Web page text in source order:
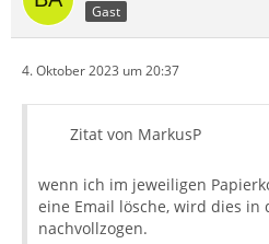
Gast
4. Oktober 2023 um 20:37
Zitat von MarkusP
wenn ich im jeweiligen
eine Email lösche, wird dies in
nachvollzogen.